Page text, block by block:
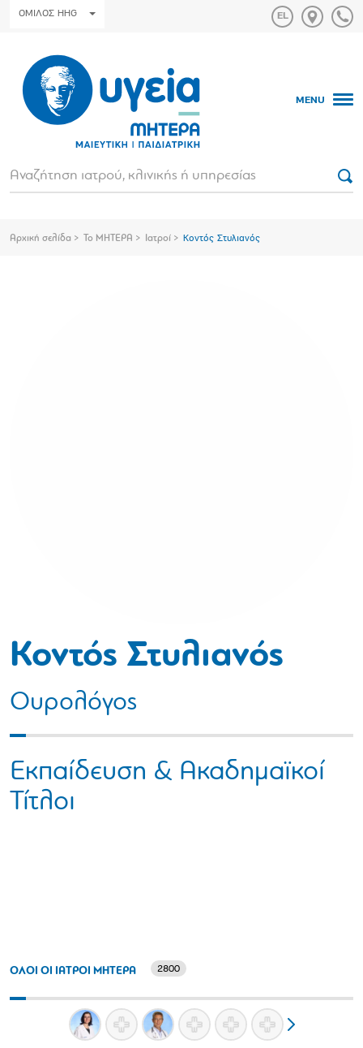
ΟΜΙΛΟΣ HHG
MENU
Αρχική σελίδα Το ΜΗΤΕΡΑ Ιατροί Κοντός Στυλιανός
Κοντός Στυλιανός
Ουρολόγος
Εκπαίδευση & Ακαδημαϊκοί
Τίτλοι
ΟΛΟΙ ΟΙ ΙΑΤΡΟΙ ΜΗΤΕΡΑ 2800